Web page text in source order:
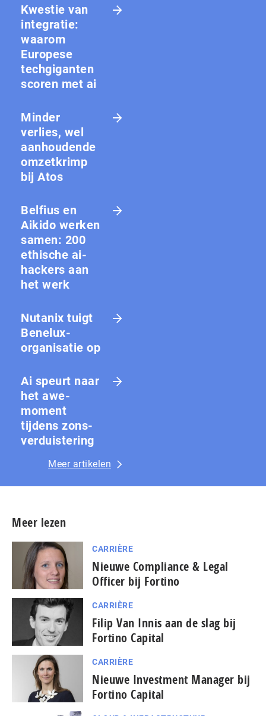
Kwestie van
integratie:
waarom
Europese
techgiganten
scoren met ai
Minder
verlies, wel
aanhoudende
omzetkrimp
bij Atos
Belfius en
Aikido werken
samen: 200
ethische ai-
hackers aan
het werk
Nutanix tuigt
Benelux-
organisatie op
Ai speurt naar
het awe-
moment
tijdens zons­
ver­duis­te­ring
Meer artikelen
Meer lezen
CARRIÈRE
Nieuwe Compliance & Legal
Officer bij Fortino
CARRIÈRE
Filip Van Innis aan de slag bij
Fortino Capital
CARRIÈRE
Nieuwe Investment Manager bij
Fortino Capital